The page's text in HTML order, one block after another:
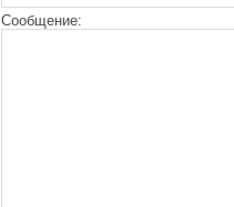
Сообщение: